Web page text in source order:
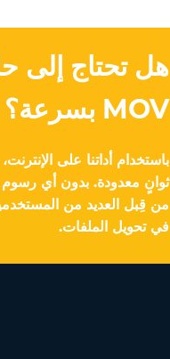
MOV بسرعة؟
ثوانٍ معدودة. بدون أي رسوم
من قِبل العديد من
في تحويل الملفات.